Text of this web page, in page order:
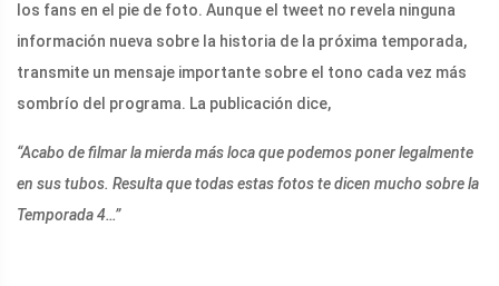
los fans en el pie de foto. Aunque el tweet no revela ninguna
información nueva sobre la historia de la próxima temporada,
transmite un mensaje importante sobre el tono cada vez más
sombrío del programa. La publicación dice,
“Acabo de filmar la mierda más loca que podemos poner legalmente
en sus tubos. Resulta que todas estas fotos te dicen mucho sobre la
Temporada 4…”